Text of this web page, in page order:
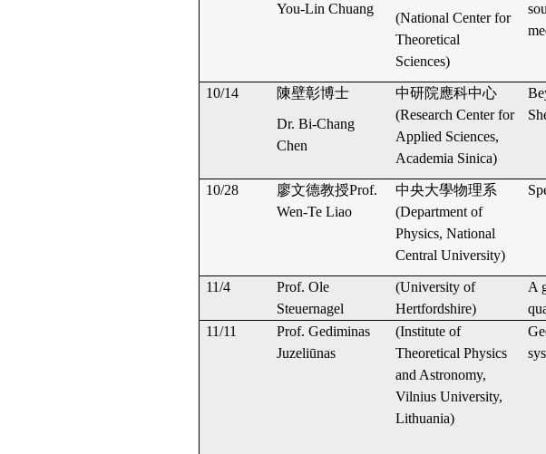
You-Lin Chuang
(National Center for
Theoretical
Sciences)
10/14
陳壁彰博士
Dr. Bi-Chang
Chen
中研院應科中心
(Research Center for
Applied Sciences,
Academia Sinica)
10/28
廖文德教授Prof.
Wen-Te Liao
中央大學物理系
(Department of
Physics, National
Central University)
11/4
Prof. Ole
Steuernagel
(University of
Hertfordshire)
A
11/11
Prof. Gediminas
Juzeliūnas
(Institute of
Theoretical Physics
and Astronomy,
Vilnius University,
Lithuania)